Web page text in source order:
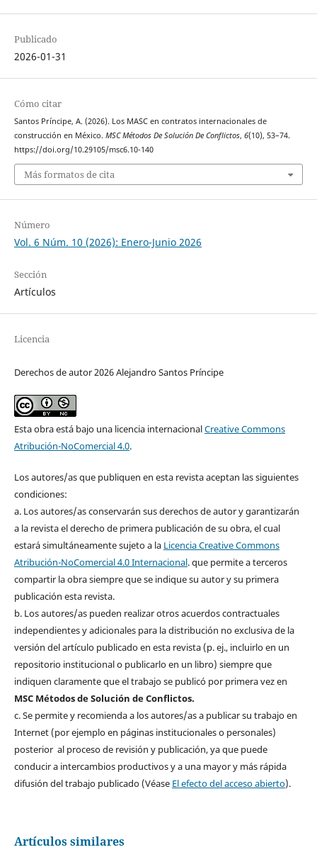
Publicado
2026-01-31
Cómo citar
Santos Príncipe, A. (2026). Los MASC en contratos internacionales de
construcción en México. MSC Métodos De Solución De Conflictos, 6(10), 53–74.
https://doi.org/10.29105/msc6.10-140
Más formatos de cita
Número
Vol. 6 Núm. 10 (2026): Enero-Junio 2026
Sección
Artículos
Licencia
Derechos de autor 2026 Alejandro Santos Príncipe
Esta obra está bajo una licencia internacionalCreative Commons
Atribución-NoComercial 4.0.
Los autores/as que publiquen en esta revista aceptan las siguientes
condiciones:
a. Los autores/as conservarán sus derechos de autor y garantizarán
a la revista el derecho de primera publicación de su obra, el cual
estará simultáneamente sujeto a la Licencia Creative Commons
Atribución-NoComercial 4.0 Internacional. que permite a terceros
compartir la obra siempre que se indique su autor y su primera
publicación esta revista.
b. Los autores/as pueden realizar otros acuerdos contractuales
independientes y adicionales para la distribución no exclusiva de la
versión del artículo publicado en esta revista (p. ej., incluirlo en un
repositorio institucional o publicarlo en un libro) siempre que
indiquen claramente que el trabajo se publicó por primera vez en
MSC Métodos de Solución de Conflictos.
c. Se permite y recomienda a los autores/as a publicar su trabajo en
Internet (por ejemplo en páginas institucionales o personales)
posterior al proceso de revisión y publicación, ya que puede
conducir a intercambios productivos y a una mayor y más rápida
difusión del trabajo publicado (Véase El efecto del acceso abierto).
Artículos similares